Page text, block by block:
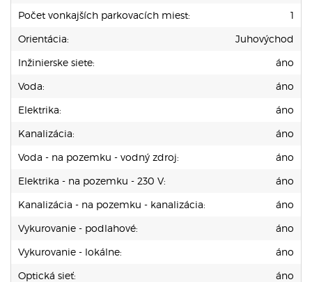
Počet vonkajších parkovacích miest:
1
Orientácia:
Juhovýchod
Inžinierske siete:
áno
Voda:
áno
Elektrika:
áno
Kanalizácia:
áno
Voda - na pozemku - vodný zdroj:
áno
Elektrika - na pozemku - 230 V:
áno
Kanalizácia - na pozemku - kanalizácia:
áno
Vykurovanie - podlahové:
áno
Vykurovanie - lokálne:
áno
Optická sieť:
áno